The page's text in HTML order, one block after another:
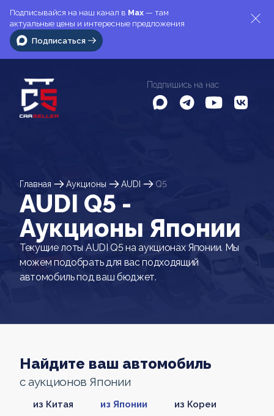
Подписывайся на наш канал в Max — там
актуальные цены и интересные предложения
Подписаться
Подпишись на нас
Главная Аукционы AUDI Q5
AUDI Q5 -
Аукционы Японии
Текущие лоты AUDI Q5 на аукционах Японии. Мы
можем подобрать для вас подходящий
автомобиль под ваш бюджет.
Найдите ваш автомобиль
с аукционов Японии
из Китая из Японии из Кореи